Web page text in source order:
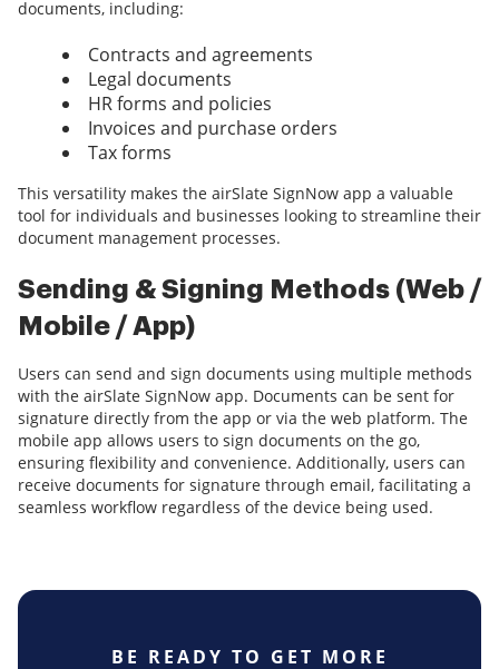
documents, including:
Contracts and agreements
Legal documents
HR forms and policies
Invoices and purchase orders
Tax forms
This versatility makes the airSlate SignNow app a valuable
tool for individuals and businesses looking to streamline their
document management processes.
Sending & Signing Methods (Web /
Mobile / App)
Users can send and sign documents using multiple methods
with the airSlate SignNow app. Documents can be sent for
signature directly from the app or via the web platform. The
mobile app allows users to sign documents on the go,
ensuring flexibility and convenience. Additionally, users can
receive documents for signature through email, facilitating a
seamless workflow regardless of the device being used.
BE READY TO GET MORE